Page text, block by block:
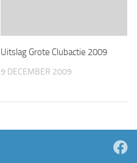
Uitslag Grote Clubactie 2009
9 DECEMBER 2009